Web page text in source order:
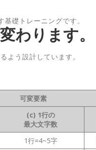
礎トレーニングです。
わります。
よう設計しています。
可変要素
(c) 1行の
最大文字数
1行=4~5字